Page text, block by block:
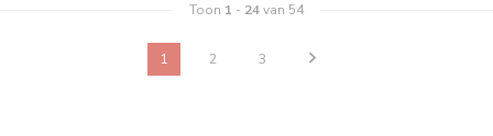
Toon 1 - 24van 54
1 2 3